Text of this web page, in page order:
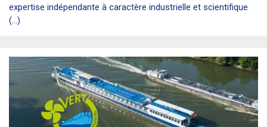
expertise indépendante à caractère industrielle et scientifique
(...)